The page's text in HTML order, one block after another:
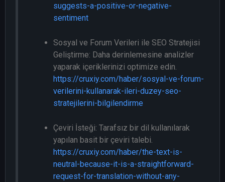
suggests-a-positive-or-negative-
sentiment
Sosyal ve Forum Verileri ile SEO Stratejisi
Geliştirme: Daha derinlemesine analizler
yaparak içeriklerinizi optimize edin.
https://cruxiy.com/haber/sosyal-ve-forum-
verilerini-kullanarak-ileri-duzey-seo-
stratejilerini-bilgilendirme
Çeviri İsteği: Tarafsız bir dil kullanılarak
yapılan basit bir çeviri talebi.
https://cruxiy.com/haber/the-text-is-
neutral-because-it-is-a-straightforward-
request-for-translation-without-any-